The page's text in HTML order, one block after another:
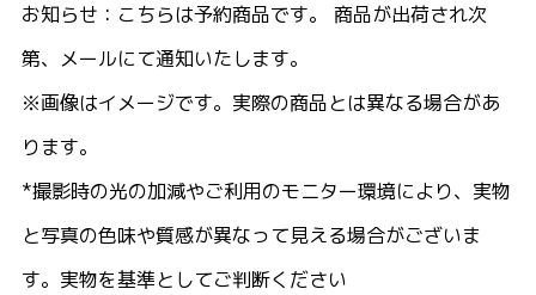
お知らせ：こちらは予約商品です。 商品が出荷され次
第、メールにて通知いたします。
※画像はイメージです。実際の商品とは異なる場合があ
ります。
*撮影時の光の加減やご利用のモニター環境により、実物
と写真の色味や質感が異なって見える場合がございま
す。実物を基準としてご判断ください